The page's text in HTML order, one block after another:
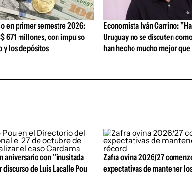
en primer semestre 2026:
671 millones, con impulso
y los depósitos
Economista Iván Carrino:
Uruguay no se discuten
han hecho mucho mejor
aniversario con "inusitada
de Luis Lacalle Pou
Zafra ovina 2026/27
expectativas de mantener